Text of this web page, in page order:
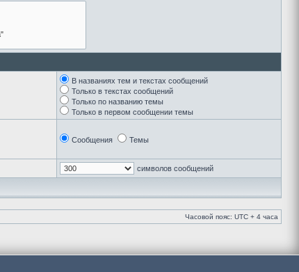
В названиях тем и текстах сообщений
Только в текстах сообщений
Только по названию темы
Только в первом сообщении темы
Сообщения Темы
символов сообщений
Часовой пояс: UTC + 4 часа